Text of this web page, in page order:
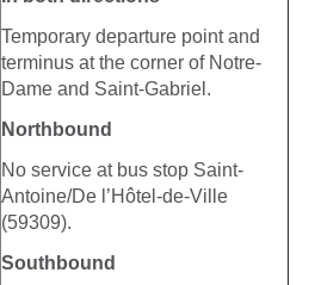
Temporary departure point and
terminus at the corner of Notre-
Dame and Saint-Gabriel.
Northbound
No service at bus stop Saint-
Antoine/De l’Hôtel-de-Ville
(59309).
Southbound